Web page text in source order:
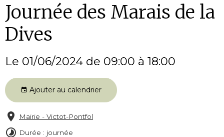
Journée des Marais de la
Dives
Le 01/06/2024 de 09:00 à 18:00
Ajouter au calendrier
Mairie - Victot-Pontfol
Durée : journée